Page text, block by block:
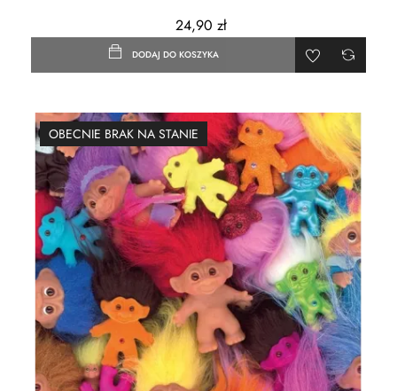
24,90 zł
DODAJ DO KOSZYKA
OBECNIE BRAK NA STANIE